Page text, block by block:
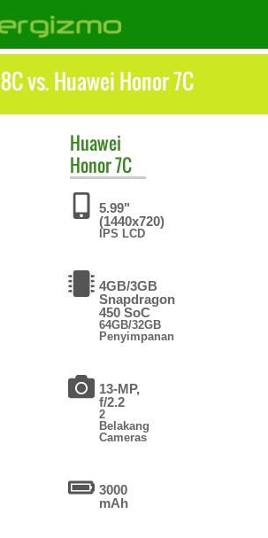
Honor 8C vs. Huawei Honor 7C
Huawei
Honor 7C
5.99"
(1440x720)
IPS LCD
4GB/3GB
Snapdragon
450 SoC
64GB/32GB
Penyimpanan
13-MP,
f/2.2
2
Belakang
Cameras
3000
mAh